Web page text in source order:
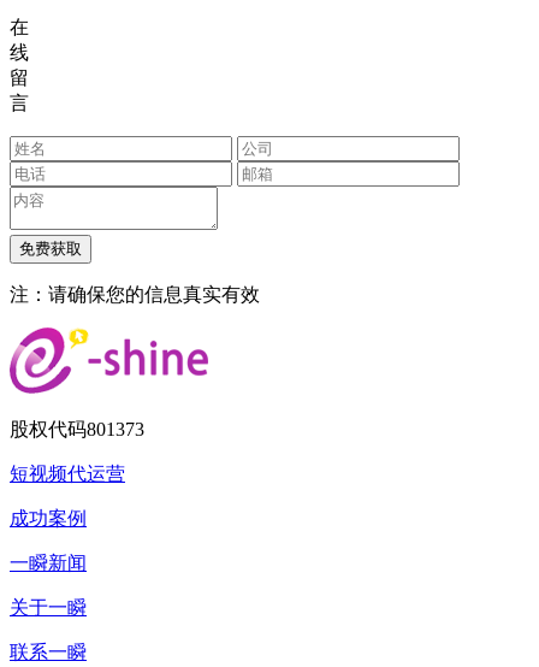
在
线
留
言
注：请确保您的信息真实有效
股权代码801373
短视频代运营
成功案例
一瞬新闻
关于一瞬
联系一瞬